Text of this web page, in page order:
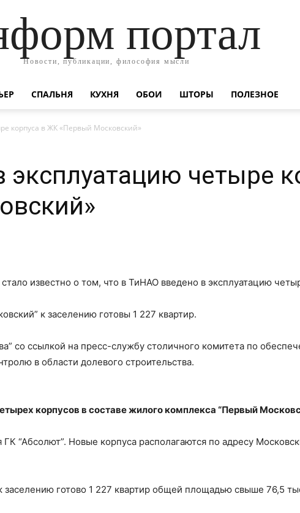
портал
Новости, публикации, философия мысли
СПАЛЬНЯ КУХНЯ ОБОИ ШТОРЫ ПОЛЕЗНОЕ
корпуса в ЖК «Первый Московский»
четыре
известно о том, что в ТиНАО введено в эксплуатацию
к заселению готовы 1 227 квартир.
со ссылкой на пресс-службу столичного комитета по
в области долевого строительства.
корпусов в составе жилого комплекса “Первый
“Абсолют”. Новые корпуса располагаются по адресу
заселению готово 1 227 квартир общей площадью свыше 76,5